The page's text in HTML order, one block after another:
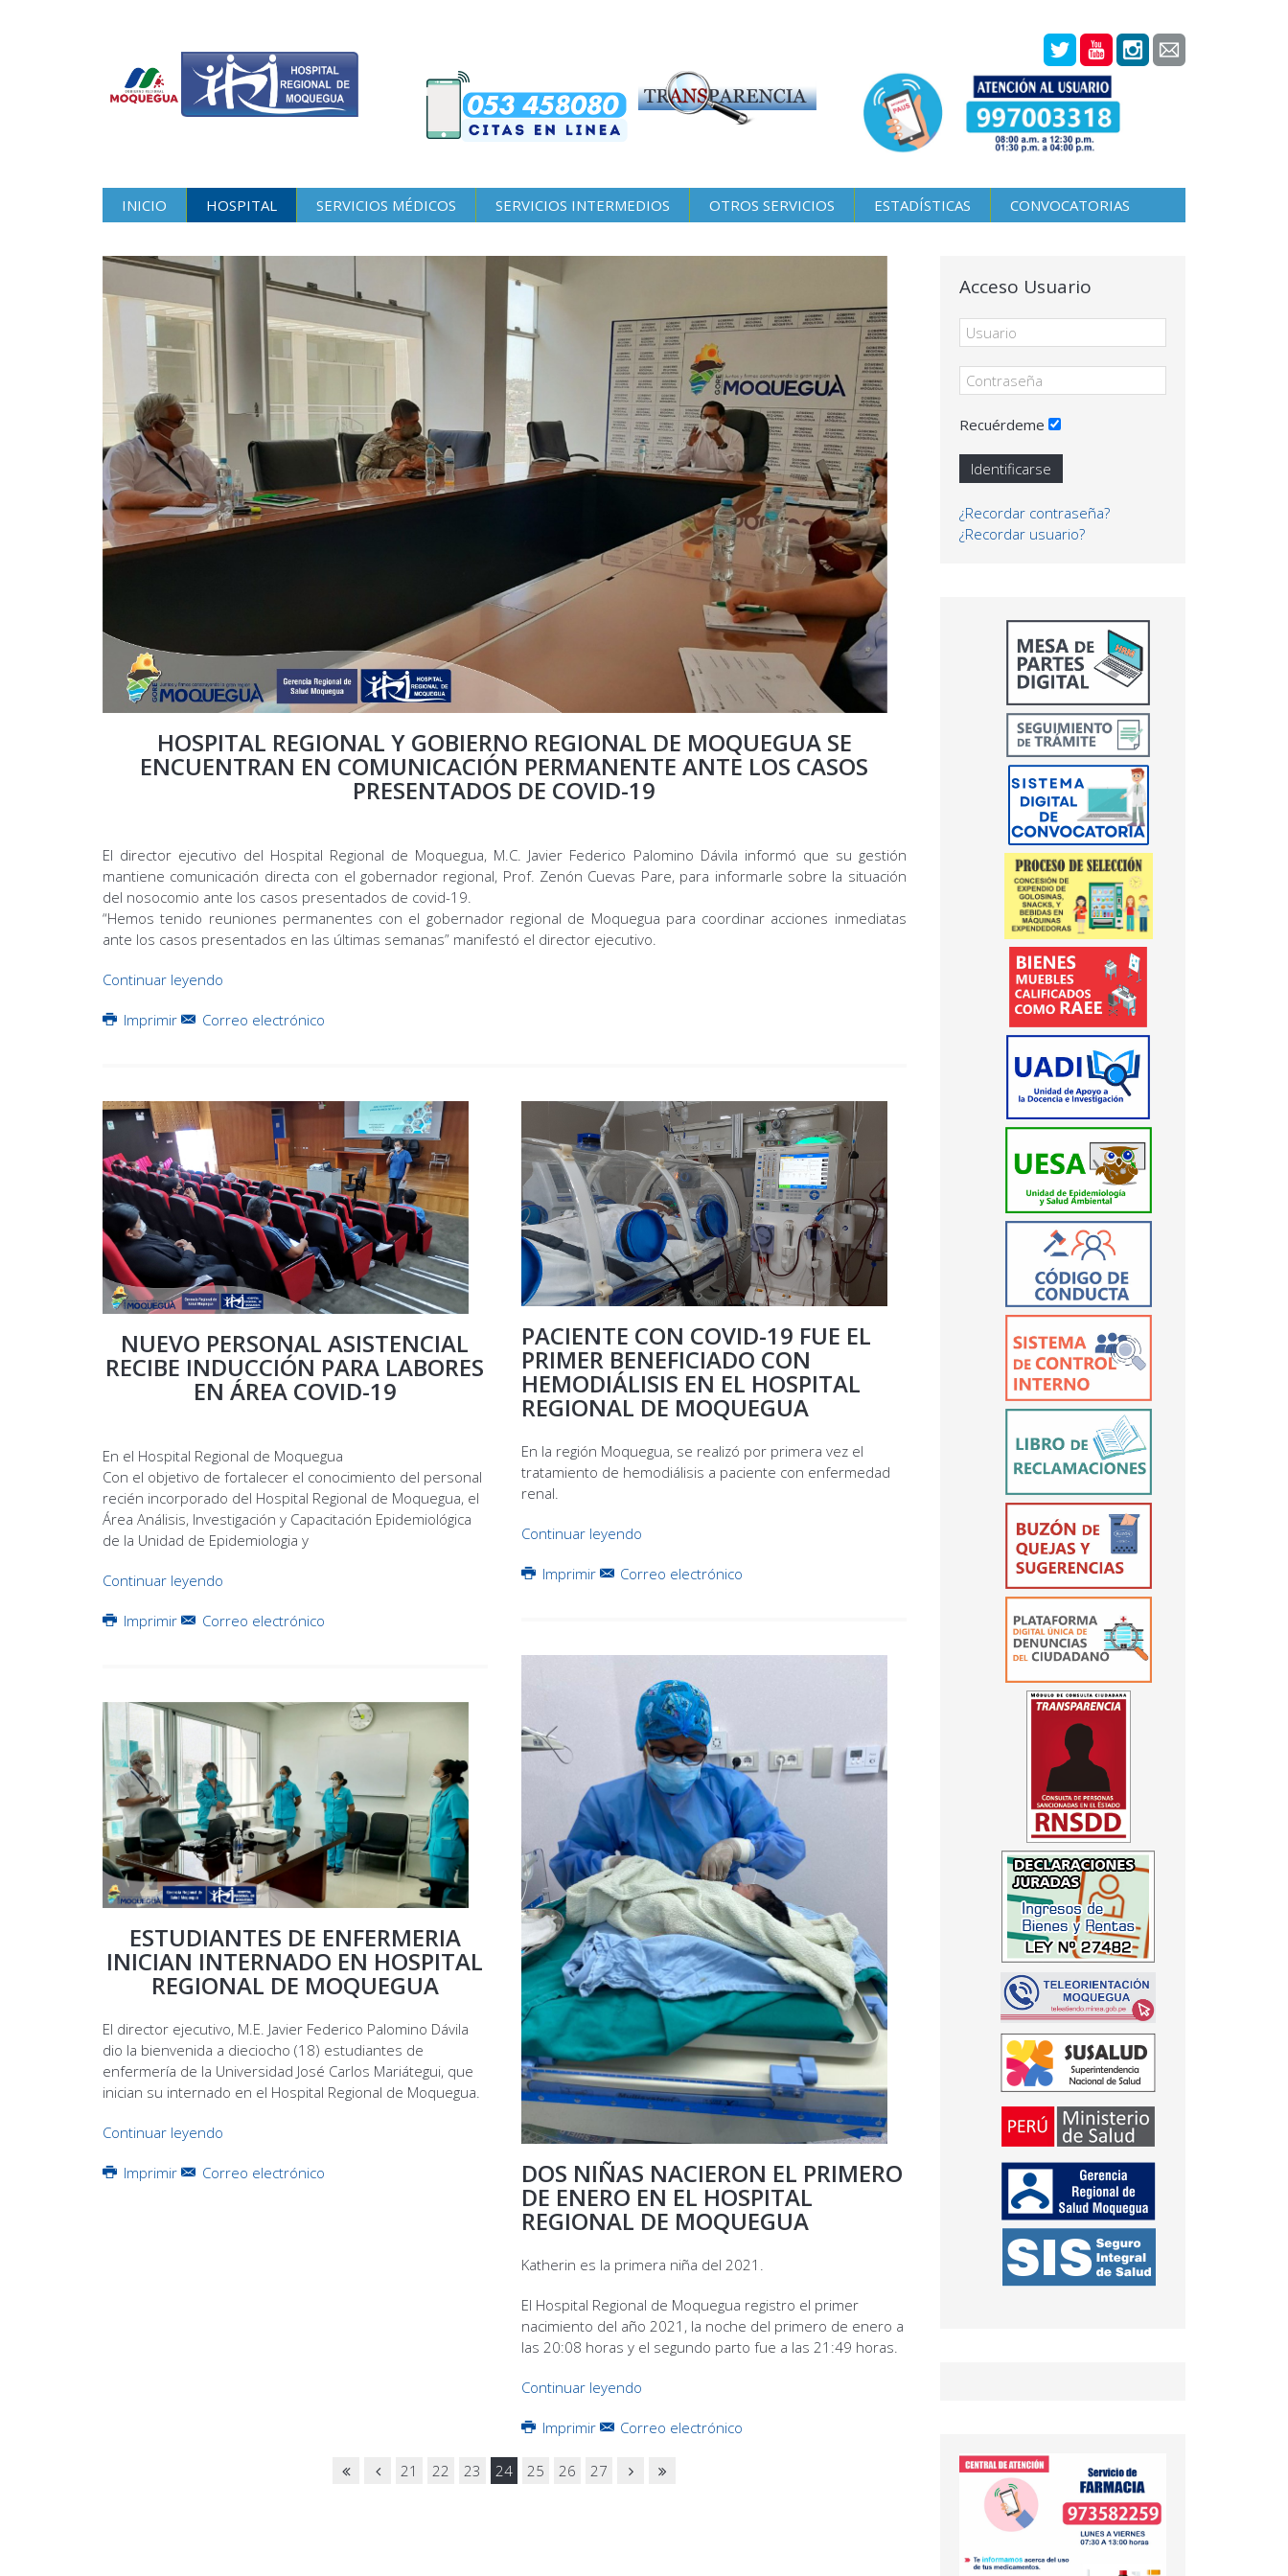
INICIO HOSPITAL SERVICIOS MÉDICOS SERVICIOS INTERMEDIOS OTROS SERVICIOS ESTADÍSTICAS CONVOCATORIAS
HOSPITAL REGIONAL Y GOBIERNO REGIONAL DE MOQUEGUA SE
ENCUENTRAN EN COMUNICACIÓN PERMANENTE ANTE LOS CASOS
PRESENTADOS DE COVID-19
El director ejecutivo del Hospital Regional de Moquegua, M.C. Javier Federico Palomino Dávila informó que su gestión
mantiene comunicación directa con el gobernador regional, Prof. Zenón Cuevas Pare, para informarle sobre la situación
del nosocomio ante los casos presentados de covid-19.
“Hemos tenido reuniones permanentes con el gobernador regional de Moquegua para coordinar acciones inmediatas
ante los casos presentados en las últimas semanas” manifestó el director ejecutivo.
Continuar leyendo
Imprimir Correo electrónico
NUEVO PERSONAL ASISTENCIAL
RECIBE INDUCCIÓN PARA LABORES
EN ÁREA COVID-19
En el Hospital Regional de Moquegua
Con el objetivo de fortalecer el conocimiento del personal
recién incorporado del Hospital Regional de Moquegua, el
Área Análisis, Investigación y Capacitación Epidemiológica
de la Unidad de Epidemiologia y
Continuar leyendo
Imprimir Correo electrónico
ESTUDIANTES DE ENFERMERIA
INICIAN INTERNADO EN HOSPITAL
REGIONAL DE MOQUEGUA
El director ejecutivo, M.E. Javier Federico Palomino Dávila
dio la bienvenida a dieciocho (18) estudiantes de
enfermería de la Universidad José Carlos Mariátegui, que
inician su internado en el Hospital Regional de Moquegua.
Continuar leyendo
Imprimir Correo electrónico
PACIENTE CON COVID-19 FUE EL
PRIMER BENEFICIADO CON
HEMODIÁLISIS EN EL HOSPITAL
REGIONAL DE MOQUEGUA
En la región Moquegua, se realizó por primera vez el
tratamiento de hemodiálisis a paciente con enfermedad
renal.
Continuar leyendo
Imprimir Correo electrónico
DOS NIÑAS NACIERON EL PRIMERO
DE ENERO EN EL HOSPITAL
REGIONAL DE MOQUEGUA
Katherin es la primera niña del 2021.
El Hospital Regional de Moquegua registro el primer
nacimiento del año 2021, la noche del primero de enero a
las 20:08 horas y el segundo parto fue a las 21:49 horas.
Continuar leyendo
Imprimir Correo electrónico
21 22 23 24 25 26 27
Acceso Usuario
Recuérdeme
Identificarse
¿Recordar contraseña?
¿Recordar usuario?